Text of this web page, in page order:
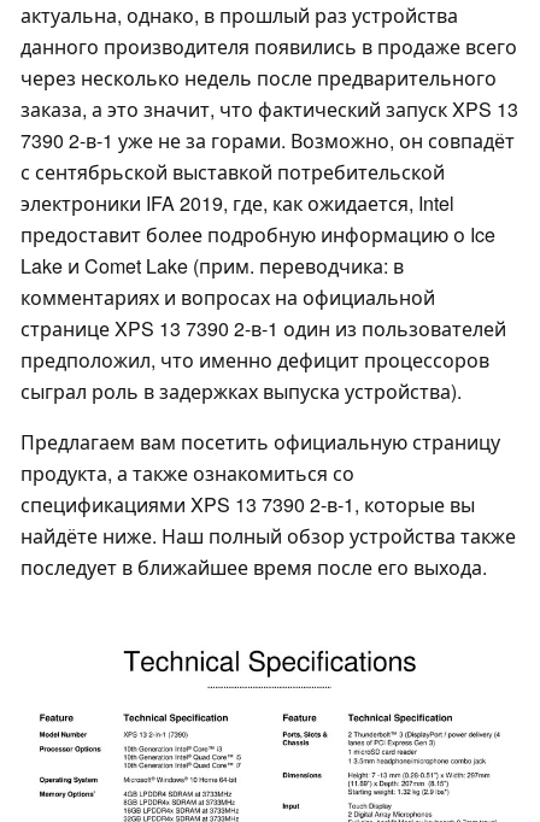
актуальна, однако, в прошлый раз устройства
данного производителя появились в продаже всего
через несколько недель после предварительного
заказа, а это значит, что фактический запуск XPS 13
7390 2-в-1 уже не за горами. Возможно, он совпадёт
с сентябрьской выставкой потребительской
электроники IFA 2019, где, как ожидается, Intel
предоставит более подробную информацию о Ice
Lake и Comet Lake (прим. переводчика: в
комментариях и вопросах на официальной
странице XPS 13 7390 2-в-1 один из пользователей
предположил, что именно дефицит процессоров
сыграл роль в задержках выпуска устройства).
Предлагаем вам посетить официальную страницу
продукта, а также ознакомиться со
спецификациями XPS 13 7390 2-в-1, которые вы
найдёте ниже. Наш полный обзор устройства также
последует в ближайшее время после его выхода.